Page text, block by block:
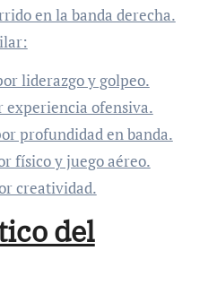
en la banda derecha.
liderazgo y golpeo.
experiencia ofensiva.
profundidad en banda.
físico y juego aéreo.
creatividad.
del